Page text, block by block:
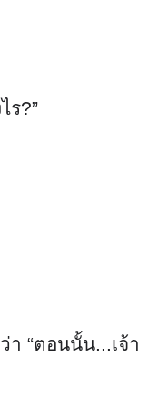
ร?”
า “ตอนนั้น...เจ้า